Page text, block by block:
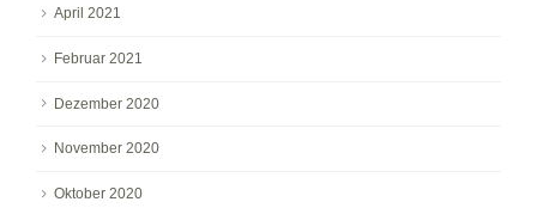
April 2021
Februar 2021
Dezember 2020
November 2020
Oktober 2020